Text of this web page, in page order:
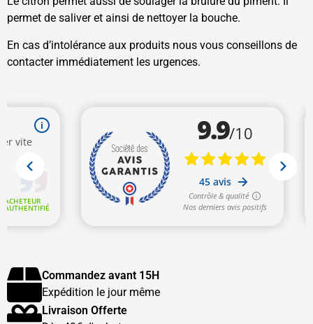
permet de saliver et ainsi de nettoyer la bouche.
En cas d’intolérance aux produits nous vous conseillons de
contacter immédiatement les urgences.
Commandez avant 15H
Expédition le jour même
Livraison Offerte